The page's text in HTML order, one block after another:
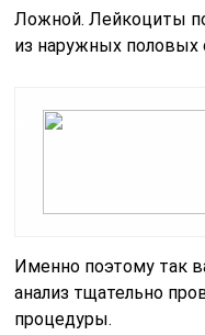
Ложной. Лейкоциты
из наружных половых
Именно поэтому так
анализ тщательно
процедуры.